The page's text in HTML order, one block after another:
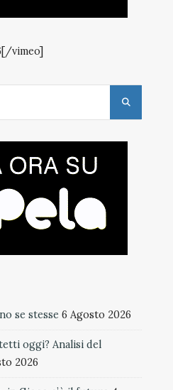
vimeo]
se stesse 6 Agosto 2026
oggi? Analisi del
2026